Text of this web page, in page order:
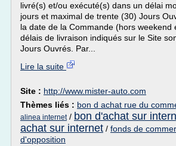
livré(s) et/ou exécuté(s) dans un délai
jours et maximal de trente (30) Jours
la date de la Commande (hors weekend
délais de livraison indiqués sur le Site
Jours Ouvrés. Par...
Lire la suite
Site : http://www.mister-auto.com
Thèmes liés : bon d achat rue du
alinea internet/ bon d'achat sur
achat sur internet / fonds de
d'opposition